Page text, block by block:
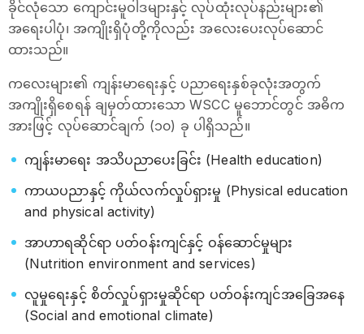
ခိုင်လုံသော ကျောင်းမူဝါဒများနှင့် လုပ်ထုံးလုပ်နည်းများ၏
အရေးပါပုံ၊ အကျိုးရှိပုံတို့ကိုလည်း အလေးပေးလုပ်ဆောင်
ထားသည်။
ကလေးများ၏ ကျန်းမာရေးနှင့် ပညာရေးနှစ်ခုလုံးအတွက်
အကျိုးရှိစေရန် ချမှတ်ထားသော WSCC မူဘောင်တွင် အဓိက
အားဖြင့် လုပ်ဆောင်ချက် (၁၀) ခု ပါရှိသည်။
ကျန်းမာရေး အသိပညာပေးခြင်း (Health education)
ကာယပညာနှင့် ကိုယ်လက်လှုပ်ရှားမှု (Physical education
and physical activity)
အာဟာရဆိုင်ရာ ပတ်ဝန်းကျင်နှင့် ဝန်ဆောင်မှုများ
(Nutrition environment and services)
လူမှုရေးနှင့် စိတ်လှုပ်ရှားမှုဆိုင်ရာ ပတ်ဝန်းကျင်အခြေအနေ
(Social and emotional climate)